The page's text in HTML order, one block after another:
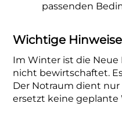
passenden
Wichtige Hinweise
Im Winter ist die
nicht bewirtschaftet.
Der Notraum dient
ersetzt keine